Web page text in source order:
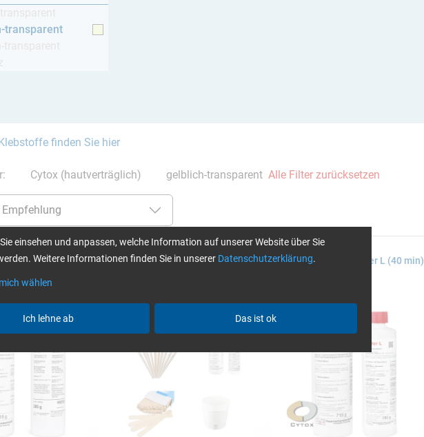
transparent
finden Sie hier
Cytox (hautverträglich) gelblich-transparent Alle Filter zurücksetzen
+ Härter S (15 min)
Epoxi-Basis-Set MINI – Epoxidharz
Epoxidharz L + Härter L (40 min)
einsehen und anpassen, welche Information auf unserer Website über Sie
Weitere Informationen finden Sie in unserer Datenschutzerklärung.
wählen
Ich lehne ab Das ist ok